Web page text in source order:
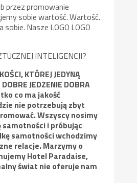
przez promowanie
sobie wartość. Wartość.
Nasze LOGO LOGO
INTELIGENCJI?
KTÓREJ JEDYNĄ
JEDZENIE DOBRA
co ma jakość
nie potrzebują zbyt
Wszyscy nosimy
i próbując
samotności wchodzimy
relacje. Marzymy o
Hotel Paradaise,
świat nie oferuje nam